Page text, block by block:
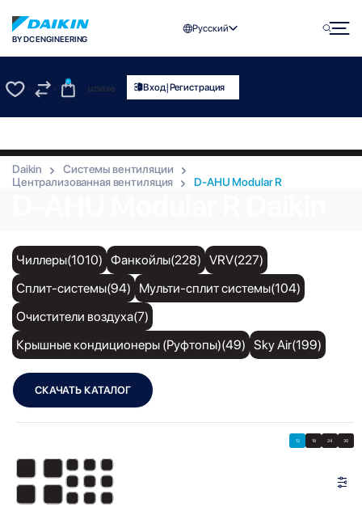
BY DC ENGINEERING
Русский
0
UZS0.00 Вход|Регистрация
Daikin
Системы вентиляции
Централизованная вентиляция
D-AHU Modular R
Чиллеры(1010) Фанкойлы(228) VRV(227)
Сплит-системы(94)
Мульти-сплит системы(104)
Очистители воздуха(7)
Крышные кондиционеры (Руфтопы)(49) Sky Air(199)
СКАЧАТЬ КАТАЛОГ
12 18 24 30